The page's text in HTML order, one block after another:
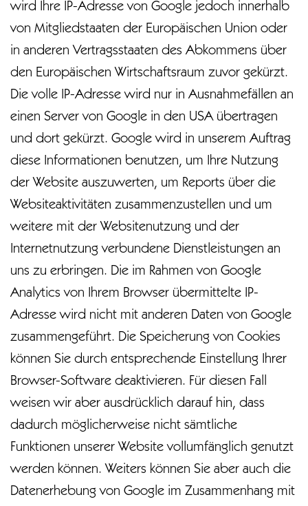
wird Ihre IP-Adresse von Google jedoch innerhalb
von Mitgliedstaaten der Europäischen Union oder
in anderen Vertragsstaaten des Abkommens über
den Europäischen Wirtschaftsraum zuvor gekürzt.
Die volle IP-Adresse wird nur in Ausnahmefällen an
einen Server von Google in den USA übertragen
und dort gekürzt. Google wird in unserem Auftrag
diese Informationen benutzen, um Ihre Nutzung
der Website auszuwerten, um Reports über die
Websiteaktivitäten zusammenzustellen und um
weitere mit der Websitenutzung und der
Internetnutzung verbundene Dienstleistungen an
uns zu erbringen. Die im Rahmen von Google
Analytics von Ihrem Browser übermittelte IP-
Adresse wird nicht mit anderen Daten von Google
zusammengeführt. Die Speicherung von Cookies
können Sie durch entsprechende Einstellung Ihrer
Browser-Software deaktivieren. Für diesen Fall
weisen wir aber ausdrücklich darauf hin, dass
dadurch möglicherweise nicht sämtliche
Funktionen unserer Website vollumfänglich genutzt
werden können. Weiters können Sie aber auch die
Datenerhebung von Google im Zusammenhang mit